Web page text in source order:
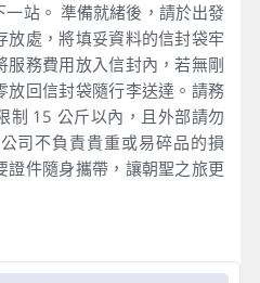
站。 準備就緒後，請於出發
放處，將填妥資料的信封袋牢
服務費用放入信封內，若無剛
放回信封袋隨行李送達。請務
制 15 公斤以內，且外部請勿
司不負責貴重或易碎品的損
證件隨身攜帶，讓朝聖之旅更